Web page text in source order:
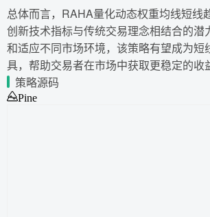
总体而言，RAHA量化动态权重均线短线
创新技术指标与传统交易理念相结合的潜
和适应不同市场环境，该策略有望成为短
具，帮助交易者在市场中获取更稳定的收
策略源码
Pine